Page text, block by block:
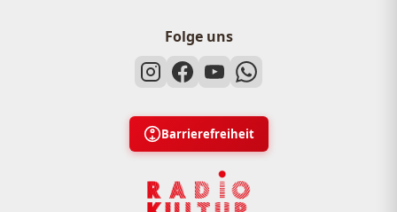
Folge uns
Barrierefreiheit